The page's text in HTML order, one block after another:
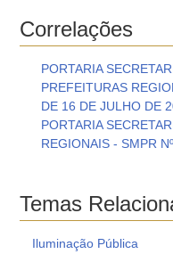
Correlações
PORTARIA
PREFEITURAS
DE 16 DE JULHO DE
PORTARIA
REGIONAIS - SMPR
Temas
Iluminação Pública